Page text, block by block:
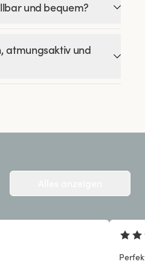
und bequem?
atmungsaktiv und